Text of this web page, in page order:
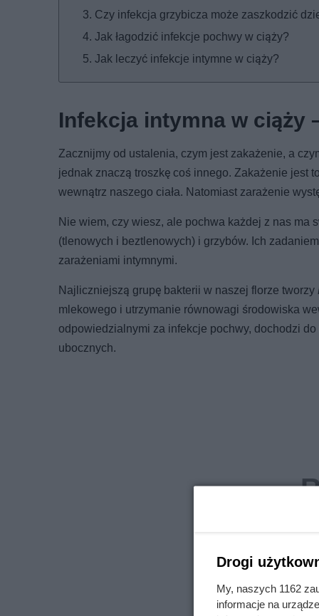
Czy infekcja grzybicza może zaszkodzić
Jak łagodzić infekcje pochwy w ciąży?
Jak leczyć infekcje intymne w ciąży?
Infekcja intymna w ciąży
Zacznijmy od ustalenia, czym jest zakażenie, a
jednak znaczą troszkę coś innego. Zakażenie jest
wewnątrz naszego ciała. Natomiast zarażenie
Nie wiem, czy wiesz, ale pochwa każdej z nas ma
(tlenowych i beztlenowych) i grzybów. Ich
zarażeniami intymnymi.
Najliczniejszą grupę bakterii w naszej florze tworzy
mlekowego i utrzymanie równowagi środowiska
odpowiedzialnymi za infekcje pochwy, dochodzi
ubocznych.
Drogi
My, naszych 1162
informacje na